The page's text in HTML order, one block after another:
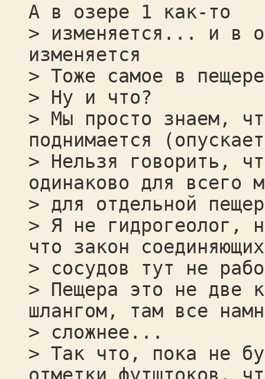
А в озере 1 как-то
> изменяется... и в
изменяется
> Тоже самое в
> Ну и что?
> Мы просто знаем,
поднимается
> Нельзя говорить,
одинаково для всего
> для отдельной
> Я не гидрогеолог,
что закон
> сосудов тут не
> Пещера это не две
шлангом, там все
> сложнее...
> Так что, пока не